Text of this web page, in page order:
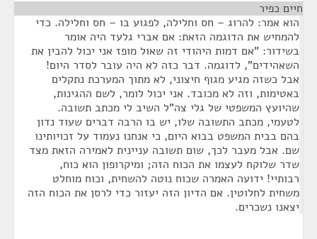
חיים כפיר
הוא אמר: להרוג – חס וחלילה, לפגוע בו – חס וחלילה. כדי
להמחיש את הדוגמה הזאת: אם אברי גלעד היה אומר
בשידור: "אם דמות היהודי זה שאול מופז אני יכול להבין את
השאהידים", לדוגמה. דבר כזה לא היה עובר לסדר היום!
אבל כשזה מגיע מגוף חיצוני, לא מתוך המערכת נתקלים
באטימות, וזה לא מכובד. אני יכול לומר, לשם ההגינות,
שהיועץ המשפטי של גלי צה"ל השיב לי מכתב תשובה.
לטעמי, מכתב התשובה שלו, יש בו הרבה דברים שעוד נדון
בהם בבית המשפט בבוא היום, כי אנחנו נעמוד על זכויותינו
שם. אבל מעבר לכך, שום תשובה עניינית לאמירה הזאת מצד
שדר שלוקח לעצמו את הכוח הזה; ומיקרופון הוא כוח,
רבותיי! ידועה האמרה שכוח נוטה להשחית, וכוח מוחלט
משחית לחלוטין. אם הדיון הזה יעזור כדי לרסן את הכוח הזה
יצאנו נשכרים.